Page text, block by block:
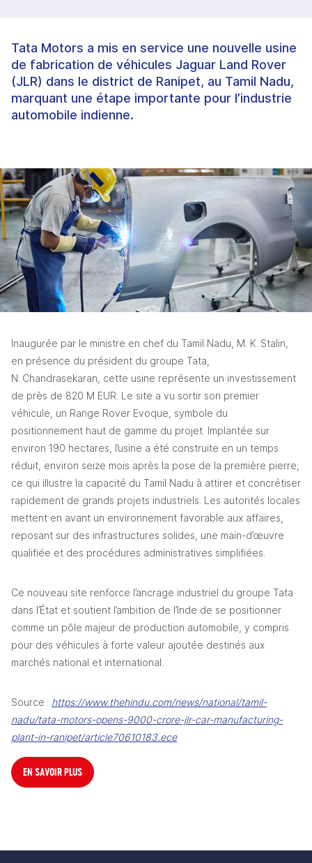
Tata Motors a mis en service une nouvelle usine
de fabrication de véhicules Jaguar Land Rover
(JLR) dans le district de Ranipet, au Tamil Nadu,
marquant une étape importante pour l’industrie
automobile indienne.
Inaugurée par le ministre en chef du Tamil Nadu, M. K. Stalin,
en présence du président du groupe Tata,
N. Chandrasekaran, cette usine représente un investissement
de près de 820 M EUR. Le site a vu sortir son premier
véhicule, un Range Rover Evoque, symbole du
positionnement haut de gamme du projet. Implantée sur
environ 190 hectares, l’usine a été construite en un temps
réduit, environ seize mois après la pose de la première pierre,
ce qui illustre la capacité du Tamil Nadu à attirer et concrétiser
rapidement de grands projets industriels. Les autorités locales
mettent en avant un environnement favorable aux affaires,
reposant sur des infrastructures solides, une main-d’œuvre
qualifiée et des procédures administratives simplifiées.
Ce nouveau site renforce l’ancrage industriel du groupe Tata
dans l’État et soutient l’ambition de l’Inde de se positionner
comme un pôle majeur de production automobile, y compris
pour des véhicules à forte valeur ajoutée destinés aux
marchés national et international.
Source : https://www.thehindu.com/news/national/tamil-
nadu/tata-motors-opens-9000-crore-jlr-car-manufacturing-
plant-in-ranipet/article70610183.ece
EN SAVOIR PLUS